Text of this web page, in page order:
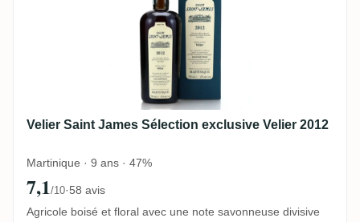
Velier Saint James Sélection exclusive Velier 2012
Martinique · 9 ans · 47%
7,1/10·58 avis
Agricole boisé et floral avec une note savonneuse divisive